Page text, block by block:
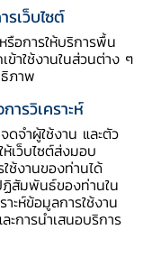
ท.
ละสำนักงาน
เว็บไซต์
รือการให้บริการพื้น
ข้าใช้งานในส่วนต่าง ๆ
ภาพ
ารวิเคราะห์
ดจำผู้ใช้งาน และตัว
เว็บไซต์ส่งมอบ
ช้งานของท่านได้
สัมพันธ์ของท่านใน
าะห์ข้อมูลการใช้งาน
ะการนำเสนอบริการ